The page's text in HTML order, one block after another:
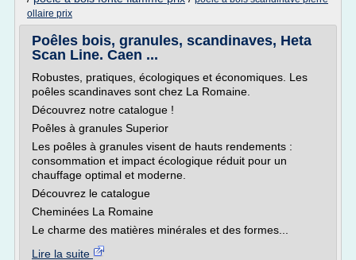
ollaire prix
Poêles bois, granules, scandinaves, Heta
Scan Line. Caen ...
Robustes, pratiques, écologiques et économiques. Les
poêles scandinaves sont chez La Romaine.
Découvrez notre catalogue !
Poêles à granules Superior
Les poêles à granules visent de hauts rendements :
consommation et impact écologique réduit pour un
chauffage optimal et moderne.
Découvrez le catalogue
Cheminées La Romaine
Le charme des matières minérales et des formes...
Lire la suite